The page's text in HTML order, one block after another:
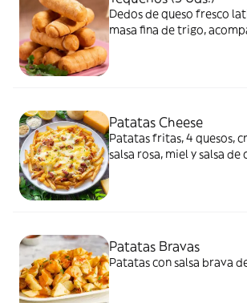
Dedos de queso fresco
masa fina de trigo,
Patatas Cheese
Patatas fritas, 4 quesos,
salsa rosa, miel y salsa de
Patatas Bravas
Patatas con salsa brava